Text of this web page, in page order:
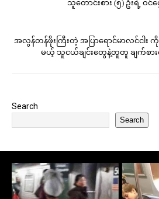
သူတောင်းစား (၅) ဦးရဲ့ ဝင်ငွ
အလွန်တန်ဖိုးကြီးတဲ့ အပြာရောင်မာလင်ငါး ကို
မယ့် သူငယ်ချင်းတွေနဲ့တူတူ ချက်စ
Search
Search